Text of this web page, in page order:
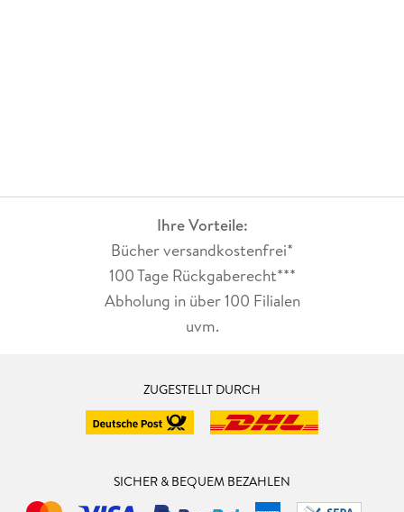
Ihre Vorteile:
Bücher versandkostenfrei*
100 Tage Rückgaberecht***
Abholung in über 100 Filialen
uvm.
ZUGESTELLT DURCH
SICHER & BEQUEM BEZAHLEN